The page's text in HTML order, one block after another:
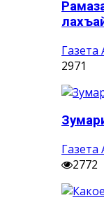
Газета
2971
Газета
2772